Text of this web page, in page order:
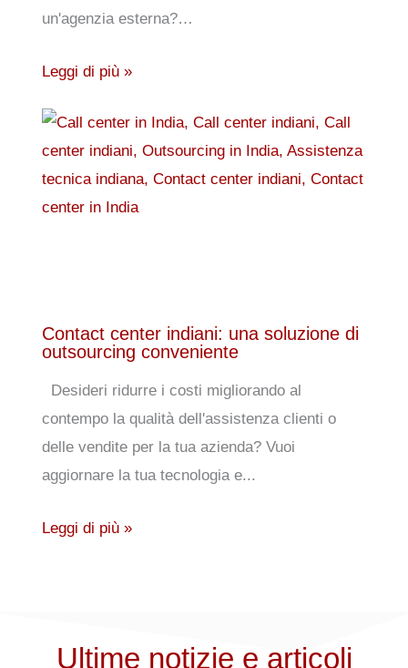
un'agenzia esterna?…
Leggi di più »
Contact center indiani: una soluzione di
outsourcing conveniente
Desideri ridurre i costi migliorando al
contempo la qualità dell'assistenza clienti o
delle vendite per la tua azienda? Vuoi
aggiornare la tua tecnologia e...
Leggi di più »
Ultime notizie e articoli